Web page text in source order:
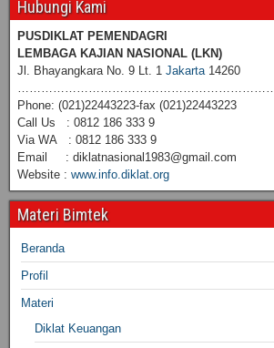
Hubungi Kami
PUSDIKLAT PEMENDAGRI
LEMBAGA KAJIAN NASIONAL (LKN)
Jl. Bhayangkara No. 9 Lt. 1 Jakarta14260
Phone: (021)22443223-fax (021)22443223
Call Us : 0812 186 333 9
Via WA : 0812 186 333 9
Email : diklatnasional1983@gmail.com
Website : www.info.diklat.org
Materi Bimtek
Beranda
Profil
Materi
Diklat Keuangan